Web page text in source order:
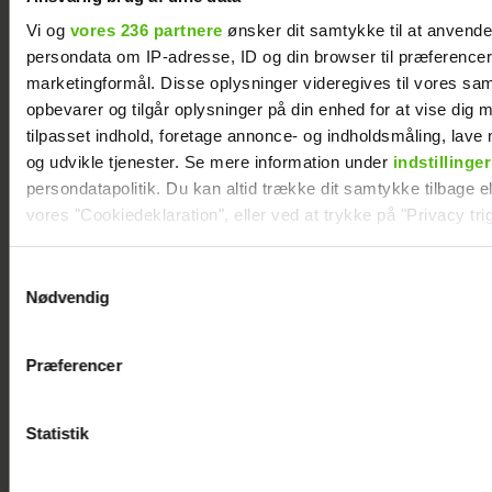
Vi og vores 236 partnere ønsker dit samtykke til at
persondata om IP-adresse, ID og din browser til
marketingformål. Disse oplysninger videregives til vores
opbevarer og tilgår oplysninger på din enhed for at vise dig
tilpasset indhold, foretage annonce- og indholdsmåling, lave
og udvikle tjenester. Se mere information under indstillinger
persondatapolitik. Du kan altid trække dit samtykke tilbage
vores "Cookiedeklaration", eller ved at trykke på "Privacy
Vi anvender egne cookies og cookies fra tredjeparter til at
generere statistik og huske dine præferencer samt til brug
Nødvendig
Præferencer
Statistik
Alexanndra Christensen afslører